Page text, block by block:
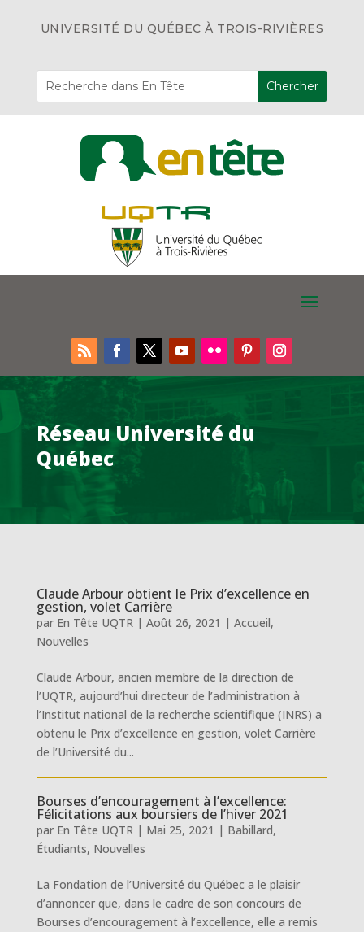
UNIVERSITÉ DU QUÉBEC À TROIS-RIVIÈRES
Réseau Université du
Québec
Claude Arbour obtient le Prix d’excellence en
gestion, volet Carrière
par En Tête UQTR| Août 26, 2021 | Accueil,
Nouvelles
Claude Arbour, ancien membre de la direction de
l’UQTR, aujourd’hui directeur de l’administration à
l’Institut national de la recherche scientifique (INRS) a
obtenu le Prix d’excellence en gestion, volet Carrière
de l’Université du...
Bourses d’encouragement à l’excellence:
Félicitations aux boursiers de l’hiver 2021
par En Tête UQTR| Mai 25, 2021 | Babillard,
Étudiants, Nouvelles
La Fondation de l’Université du Québec a le plaisir
d’annoncer que, dans le cadre de son concours de
Bourses d’encouragement à l’excellence, elle a remis